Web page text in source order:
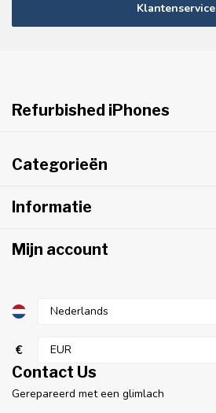
Klantenservice
Refurbished iPhones
Categorieën
Informatie
Mijn account
€
Contact Us
Gerepareerd met een glimlach